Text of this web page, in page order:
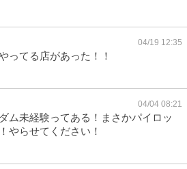
04/19 12:35
ってる店があった！！
04/04 08:21
ム未経験ってある！まさかパイロッ
やらせてください！